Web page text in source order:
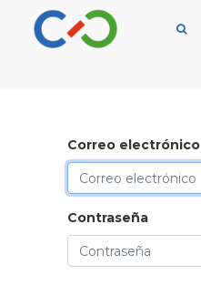
Correo electrónico
Contraseña